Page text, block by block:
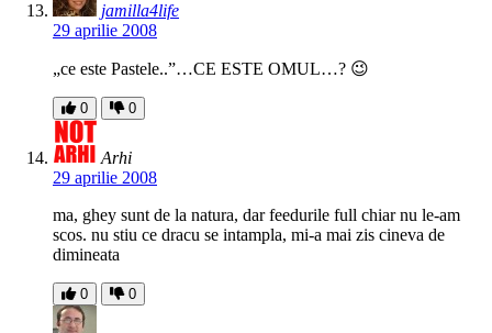
jamilla4life
29 aprilie 2008
„ce este Pastele..”…CE ESTE OMUL…? 😉
0 0
Arhi
29 aprilie 2008
ma, ghey sunt de la natura, dar feedurile full chiar nu le-am
scos. nu stiu ce dracu se intampla, mi-a mai zis cineva de
dimineata
0 0